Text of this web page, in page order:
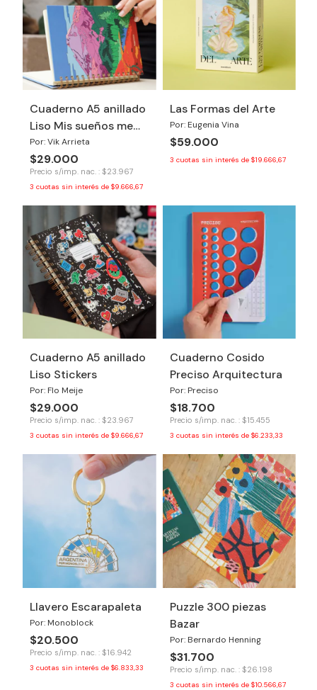
Cuaderno A5 anillado
Liso Mis sueños me
necesitan
Por: Vik Arrieta
$29.000
Precio s/imp. nac. : $23.967
3 cuotas sin interés de $9.666,67
Las Formas del Arte
Por: Eugenia Vina
$59.000
3 cuotas sin interés de $19.666,67
Cuaderno A5 anillado
Liso Stickers
Por: Flo Meije
$29.000
Precio s/imp. nac. : $23.967
3 cuotas sin interés de $9.666,67
Cuaderno Cosido
Preciso Arquitectura
Por: Preciso
$18.700
Precio s/imp. nac. : $15.455
3 cuotas sin interés de $6.233,33
Llavero Escarapaleta
Por: Monoblock
$20.500
Precio s/imp. nac. : $16.942
3 cuotas sin interés de $6.833,33
Puzzle 300 piezas
Bazar
Por: Bernardo Henning
$31.700
Precio s/imp. nac. : $26.198
3 cuotas sin interés de $10.566,67